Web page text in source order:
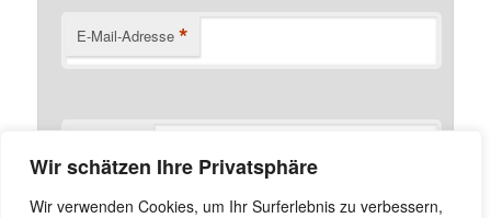
Wir schätzen Ihre Privatsphäre
Wir verwenden Cookies, um Ihr Surferlebnis zu verbessern,
E-Mail-Adresse *
Name, E-Mail-Adresse und Website in diesem Browser